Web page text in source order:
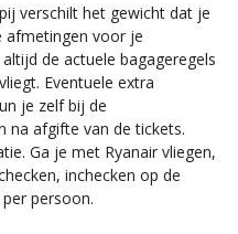
verschilt het gewicht dat je
afmetingen voor je
de actuele bagageregels
Eventuele extra
je zelf bij de
na afgifte van de tickets.
Ga je met Ryanair vliegen,
inchecken op de
persoon.